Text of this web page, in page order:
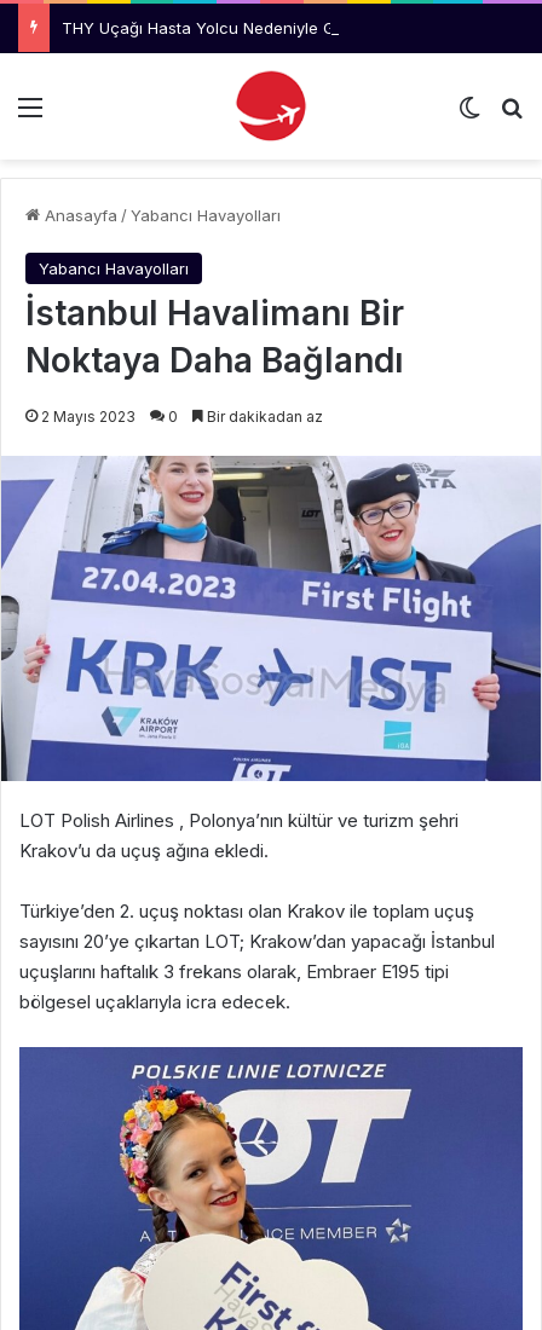
THY Uçağı Hasta Yolcu Nedeniyle Geri Döndü
Menü Dış
Anasayfa /Yabancı Havayolları
Yabancı Havayolları
İstanbul Havalimanı Bir
Noktaya Daha Bağlandı
2 Mayıs 2023 0 Bir dakikadan az
LOT Polish Airlines , Polonya’nın kültür ve turizm şehri
Krakov’u da uçuş ağına ekledi.
Türkiye’den 2. uçuş noktası olan Krakov ile toplam uçuş
sayısını 20’ye çıkartan LOT; Krakow’dan yapacağı İstanbul
uçuşlarını haftalık 3 frekans olarak, Embraer E195 tipi
bölgesel uçaklarıyla icra edecek.